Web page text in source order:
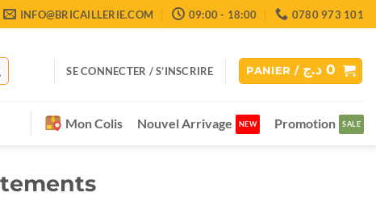
INFO@BRICAILLERIE.COM 09:00 - 18:00 0780 973 101
SE CONNECTER / S’INSCRIRE PANIER / 0 د.ج
Mon Colis Nouvel Arrivage Promotion